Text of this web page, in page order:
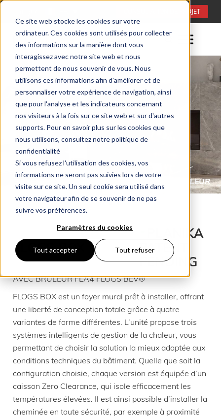
Ce site web stocke les cookies sur votre
ordinateur. Ces cookies sont utilisés pour collecter
des informations sur la manière dont vous
interagissez avec notre site web et nous
permettent de nous souvenir de vous. Nous
utilisons ces informations afin d'améliorer et de
personnaliser votre expérience de navigation, ainsi
que pour l'analyse et les indicateurs concernant
nos visiteurs à la fois sur ce site web et sur d'autres
supports. Pour en savoir plus sur les cookies que
nous utilisons, consultez notre politique de
confidentialité
Si vous refusez l'utilisation des cookies, vos
informations ne seront pas suivies lors de votre
visite sur ce site. Un seul cookie sera utilisé dans
votre navigateur afin de se souvenir de ne pas
suivre vos préférences.
Paramètres du cookies
Tout accepter Tout refuser
CONSULTATION DE PROJET
3 SYSTÈMES AVANCÉS DE GESTION DE LA CHALEUR
FLOGS BOX
AVEC BRÛLEUR FLA4 FLOGS BEV®
FLOGS BOX est un foyer mural prêt à installer, offrant
une liberté de conception totale grâce à quatre
variantes de forme différentes. L’unité propose trois
systèmes intelligents de gestion de la chaleur, vous
permettant de choisir la solution la mieux adaptée aux
conditions techniques du bâtiment. Quelle que soit la
configuration choisie, chaque version est équipée d’un
caisson Zero Clearance, qui isole efficacement les
températures élevées. Il est ainsi possible d’installer la
cheminée en toute sécurité, par exemple à proximité